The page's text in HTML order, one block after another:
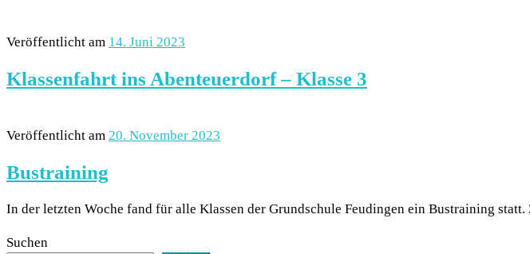
Veröffentlicht am 14. Juni 2023
Klassenfahrt ins Abenteuerdorf – Klasse 3
Veröffentlicht am 20. November 2023
Bustraining
In der letzten Woche fand für alle Klassen der Grundschule Feudingen ein Bustraining
Suchen